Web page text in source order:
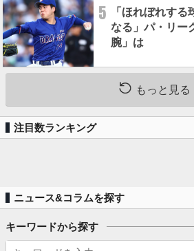
5
「ほれぼれす
なる」パ・リー
腕」は
もっと見る
注目数ランキング
ニュース&コラムを探す
キーワードから探す